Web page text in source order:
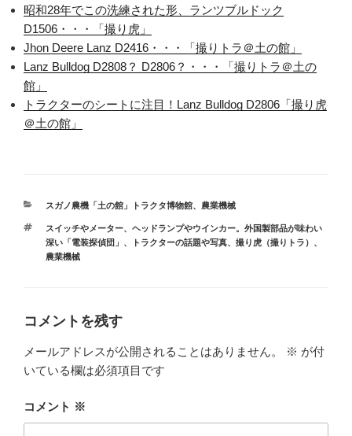
昭和28年でこの洗練された形、ランツブルドック
D1506・・・「撮り虎」
Jhon Deere Lanz D2416・・・「撮りトラ＠土の館」
Lanz Bulldog D2808？ D2806？・・・「撮りトラ＠土の
館」
トラクターのシートに注目！Lanz Bulldog D2806「撮り虎
＠土の館」
カ
ゴ
リ
ー
スガノ農機「土の館」トラクタ博物館、 農業機械
タ
グ
スイッチやメーター、ヘッドランプやウインカー。外国製部品が味わい
深い「電装探偵団」 、 トラクターの話題や写真、 撮り虎（撮りトラ） 、
農業機械
コメントを残す
メールアドレスが公開されることはありません。 ※ が付
いている欄は必須項目です
コメント ※